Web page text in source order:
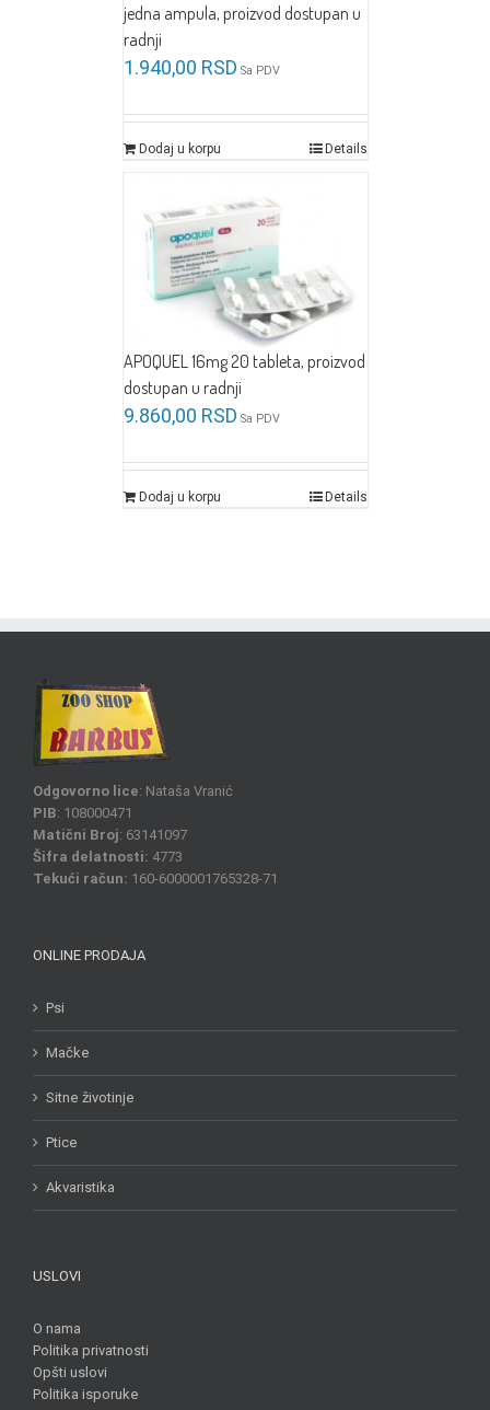
jedna ampula, proizvod dostupan u
radnji
1.940,00 RSD Sa PDV
Dodaj u korpu Details
APOQUEL 16mg 20 tableta, proizvod
dostupan u radnji
9.860,00 RSD Sa PDV
Dodaj u korpu Details
Odgovorno lice: Nataša Vranić
PIB: 108000471
Matični Broj: 63141097
Šifra delatnosti: 4773
Tekući račun: 160-6000001765328-71
ONLINE PRODAJA
Psi
Mačke
Sitne životinje
Ptice
Akvaristika
USLOVI
O nama
Politika privatnosti
Opšti uslovi
Politika isporuke